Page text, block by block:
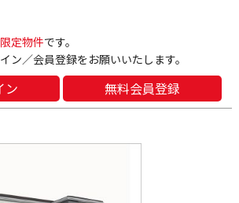
定物件です。
ン／会員登録をお願いいたします。
ン 無料会員登録